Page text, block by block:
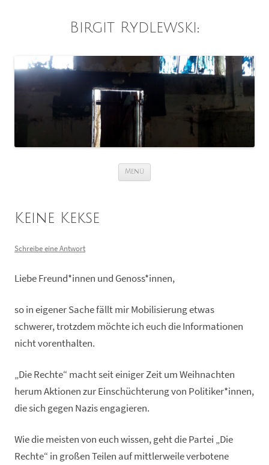
Birgit Rydlewski :
Menü
Keine Kekse
Schreibe eine Antwort
Liebe Freund*innen und Genoss*innen,
so in eigener Sache fällt mir Mobilisierung etwas
schwerer, trotzdem möchte ich euch die Informationen
nicht vorenthalten.
„Die Rechte“ macht seit einiger Zeit um Weihnachten
herum Aktionen zur Einschüchterung von Politiker*innen,
die sich gegen Nazis engagieren.
Wie die meisten von euch wissen, geht die Partei „Die
Rechte“ in großen Teilen auf mittlerweile verbotene